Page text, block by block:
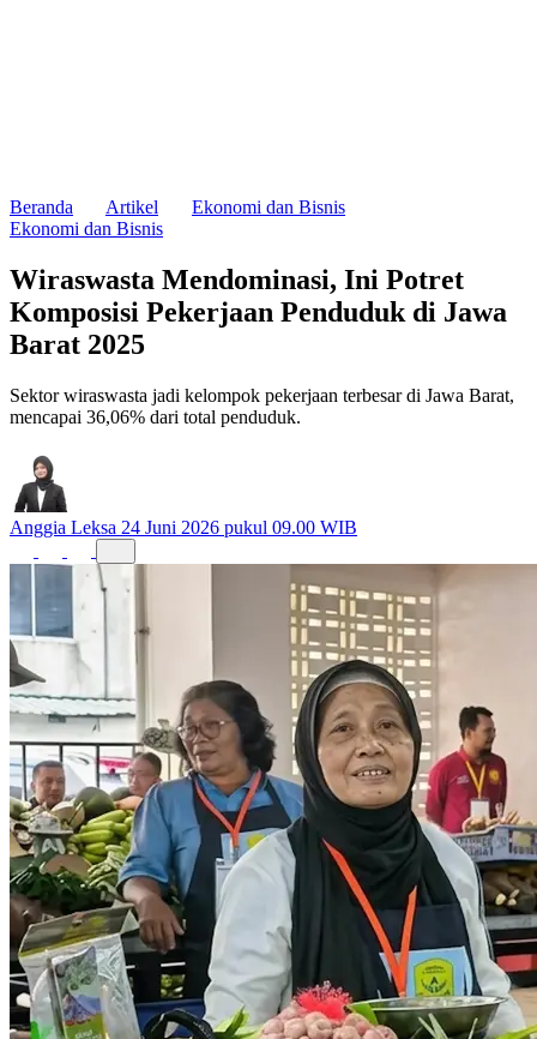
Beranda Artikel
Ekonomi dan Bisnis
Ekonomi dan Bisnis
Wiraswasta Mendominasi, Ini Potret
Komposisi Pekerjaan Penduduk di Jawa
Barat 2025
Sektor wiraswasta jadi kelompok pekerjaan terbesar di Jawa Barat,
mencapai 36,06% dari total penduduk.
Anggia Leksa 24 Juni 2026 pukul 09.00 WIB